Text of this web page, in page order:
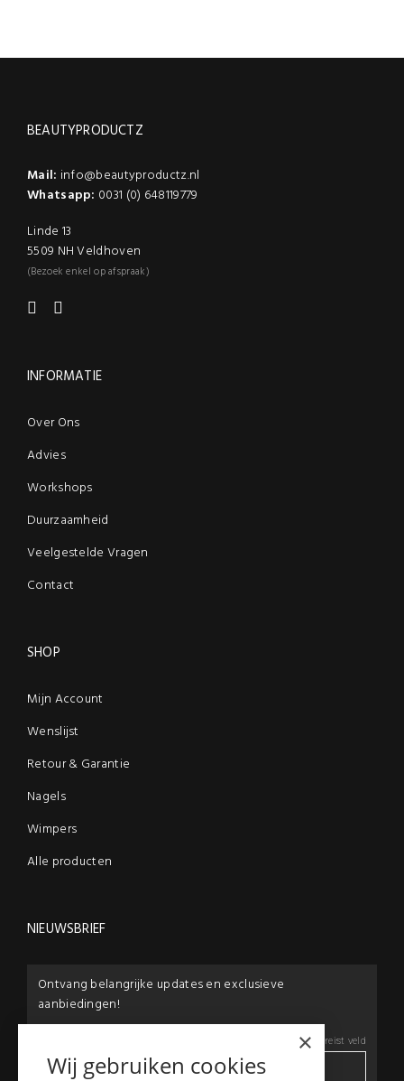
BEAUTYPRODUCTZ
Mail: info@beautyproductz.nl
Whatsapp: 0031 (0) 648119779
Linde 13
5509 NH Veldhoven
(Bezoek enkel op afspraak)
INFORMATIE
Over Ons
Advies
Workshops
Duurzaamheid
Veelgestelde Vragen
Contact
SHOP
Mijn Account
Wenslijst
Retour & Garantie
Nagels
Wimpers
Alle producten
NIEUWSBRIEF
Ontvang belangrijke updates en exclusieve
aanbiedingen!
*Vereist veld
×
Wij gebruiken cookies